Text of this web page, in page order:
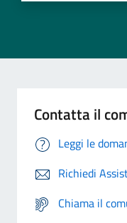
Contatta il
Leggi le
Richiedi
Chiama il